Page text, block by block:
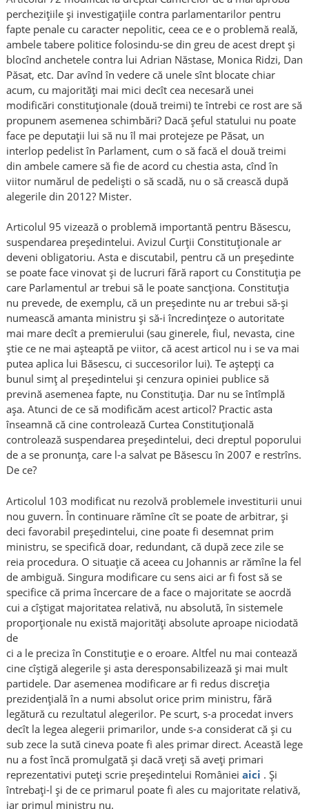
percheziţiile şi investigaţiile contra parlamentarilor pentru
fapte penale cu caracter nepolitic, ceea ce e o problemă reală,
ambele tabere politice folosindu-se din greu de acest drept şi
blocînd anchetele contra lui Adrian Năstase, Monica Ridzi, Dan
Păsat, etc. Dar avînd în vedere că unele sînt blocate chiar
acum, cu majorităţi mai mici decît cea necesară unei
modificări constituţionale (două treimi) te întrebi ce rost are să
propunem asemenea schimbări? Dacă şeful statului nu poate
face pe deputaţii lui să nu îl mai protejeze pe Păsat, un
interlop pedelist în Parlament, cum o să facă el două treimi
din ambele camere să fie de acord cu chestia asta, cînd în
viitor numărul de pedelişti o să scadă, nu o să crească după
alegerile din 2012? Mister.
Articolul 95 vizează o problemă importantă pentru Băsescu,
suspendarea preşedintelui. Avizul Curţii Constituţionale ar
deveni obligatoriu. Asta e discutabil, pentru că un preşedinte
se poate face vinovat şi de lucruri fără raport cu Constituţia pe
care Parlamentul ar trebui să le poate sancţiona. Constituţia
nu prevede, de exemplu, că un preşedinte nu ar trebui să-şi
numească amanta ministru şi să-i încredinţeze o autoritate
mai mare decît a premierului (sau ginerele, fiul, nevasta, cine
ştie ce ne mai aşteaptă pe viitor, că acest articol nu i se va mai
putea aplica lui Băsescu, ci succesorilor lui). Te aştepţi ca
bunul simţ al preşedintelui şi cenzura opiniei publice să
prevină asemenea fapte, nu Constituţia. Dar nu se întîmplă
aşa. Atunci de ce să modificăm acest articol? Practic asta
înseamnă că cine controlează Curtea Constituţională
controlează suspendarea preşedintelui, deci dreptul poporului
de a se pronunţa, care l-a salvat pe Băsescu în 2007 e restrîns.
De ce?
Articolul 103 modificat nu rezolvă problemele investiturii unui
nou guvern. În continuare rămîne cît se poate de arbitrar, şi
deci favorabil preşedintelui, cine poate fi desemnat prim
ministru, se specifică doar, redundant, că după zece zile se
reia procedura. O situaţie că aceea cu Johannis ar rămîne la fel
de ambiguă. Singura modificare cu sens aici ar fi fost să se
specifice că prima încercare de a face o majoritate se aocrdă
cui a cîştigat majoritatea relativă, nu absolută, în sistemele
proporţionale nu există majorităţi absolute aproape niciodată
de
ci a le preciza în Constituţie e o eroare. Altfel nu mai contează
cine cîştigă alegerile şi asta deresponsabilizează şi mai mult
partidele. Dar asemenea modificare ar fi redus discreţia
prezidenţială în a numi absolut orice prim ministru, fără
legătură cu rezultatul alegerilor. Pe scurt, s-a procedat invers
decît la legea alegerii primarilor, unde s-a considerat că şi cu
sub zece la sută cineva poate fi ales primar direct. Această lege
nu a fost încă promulgată şi dacă vreţi să aveţi primari
reprezentativi puteţi scrie preşedintelui României aici . Şi
întrebaţi-l şi de ce primarul poate fi ales cu majoritate relativă,
iar primul ministru nu.